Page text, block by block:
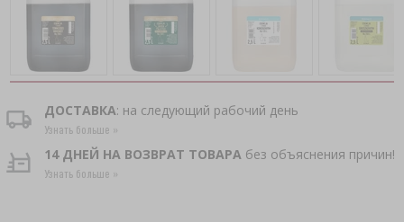
НАБОРЫ ДЛЯ СЫРОДЕЛИЯ
КОНДИТЕРСКИЕ УКРАШЕНИЯ И ТОВАРЫ
ДЛЯ ВЫПЕЧКИ
ВАКУУМНАЯ УПАКОВКА
АППЛИКАТОР ДЛЯ КОПТИЛЬНЫХ СЕТОК,
ЩИПЦЫ ДЛЯ МЯСА
›
ПРЕССЫ
ДРОБИЛКИ
КОПЧЕНИЕ И ГРИЛЬ
ЗАКВАСКИ БАКТЕРИАЛЬНЫЕ
ЙОГУРТНИЦЫ
ПРИПРАВЫ
АКСЕССУАРЫ ПИВОВАРНЫЕ
КРОНЕН-ПРОБКИ
УКУПОРЩИКИ
БУТЫЛКИ
СОКОВЫЖИМАЛКИ
БУТЫЛКИ
СКОРОВАРКИ
СУШИЛКИ ДЛЯ ПИЩЕВЫХ ПРОДУКТОВ
КРЫШКИ
БОЧКИ И ГРАФИНЫ
КАМИНЫ
ДОСТАВКА: на следующий рабочий день
Узнать больше »
14 ДНЕЙ НА ВОЗВРАТ ТОВАРАбез объяснения причин!
Узнать больше »